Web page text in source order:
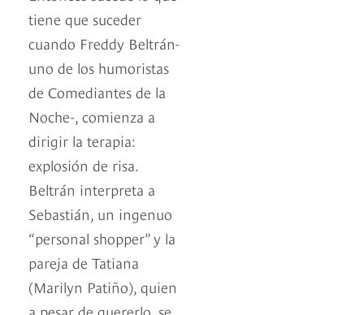
tiene que suceder
cuando Freddy Beltrán-
uno de los humoristas
de Comediantes de la
Noche-, comienza a
dirigir la terapia:
explosión de risa.
Beltrán interpreta a
Sebastián, un ingenuo
“personal shopper” y la
pareja de Tatiana
(Marilyn Patiño), quien
a pesar de quererlo, se